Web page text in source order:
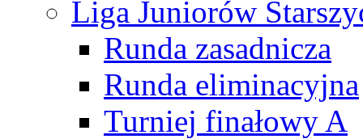
Liga Juniorów
Runda zasadnicza
Runda eliminacyjna
Turniej finałowy A